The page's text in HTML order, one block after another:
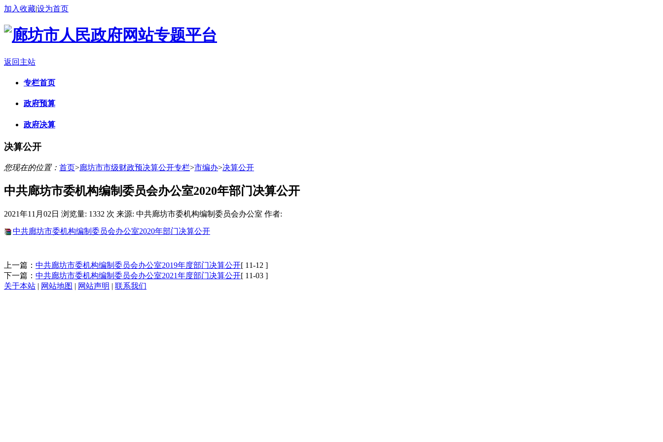
加入收藏|设为首页
返回主站
专栏首页
政府预算
政府决算
决算公开
您现在的位置： 首页>廊坊市市级财政预决算公开专栏>市编办>决算公开
中共廊坊市委机构编制委员会办公室2020年部门决算公开
2021年11月02日 浏览量: 1332 次 来源: 中共廊坊市委机构编制委员会办公室 作者:
中共廊坊市委机构编制委员会办公室2020年部门决算公开
上一篇： 中共廊坊市委机构编制委员会办公室2019年度部门决算公开[ 11-12 ]
下一篇： 中共廊坊市委机构编制委员会办公室2021年度部门决算公开[ 11-03 ]
关于本站 | 网站地图 | 网站声明 | 联系我们